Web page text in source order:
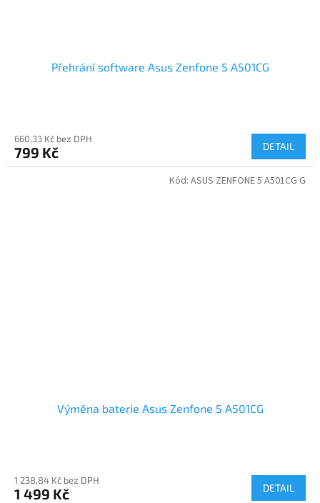
Přehrání software Asus Zenfone 5 A501CG
660,33 Kč bez DPH
799 Kč DETAIL
Výměna baterie Asus Zenfone 5 A501CG
1 238,84 Kč bez DPH
1 499 Kč DETAIL
Kód: ASUS ZENFONE 5 A501CG G